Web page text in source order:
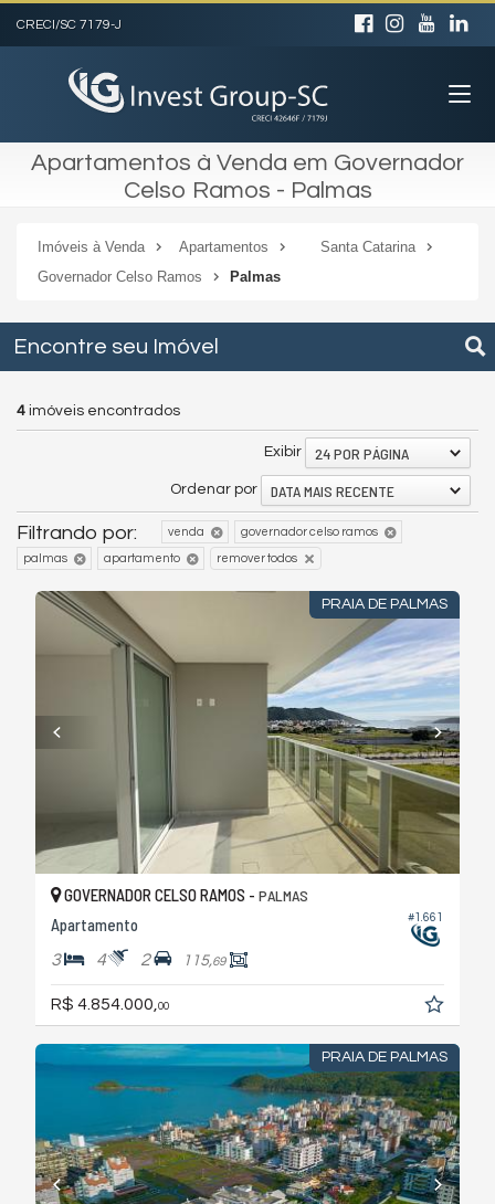
CRECI/SC 7179-J
Apartamentos à Venda em Governador
Celso Ramos - Palmas
Imóveis à Venda Apartamentos
Santa Catarina
Governador Celso Ramos
Palmas
Encontre seu Imóvel
4 imóveis encontrados
Exibir 24 POR PÁGINA
Ordenar por DATA MAIS RECENTE
Filtrando por: venda governador celso ramos
palmas apartamento remover todos
PRAIA DE PALMAS
#1.661
GOVERNADOR CELSO RAMOS - PALMAS
Apartamento
3 4 2 115,69
R$ 4.854.000, 00
PRAIA DE PALMAS